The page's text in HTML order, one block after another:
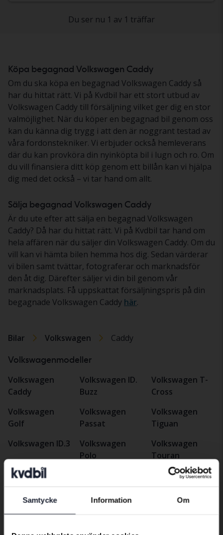
Samtycke Information Om
Du ser nu 1 av 1 träffar
Köpa begagnad Volkswagen Caddy
Om du ska köpa en begagnad Volkswagen Caddy så
har du hittat rätt. Vi på Kvdbil har ett stort utbud av
Volkswagen Caddy till försäljning vilket ger dig en stor
valmöjlighet. När du köper en begagnad bil genom oss
kan du känna dig trygg i att den är noggrant testad av
våra fordonstekniker. Vi erbjuder också hemleverans
där du kan provköra din nyinköpta bil i lugn och ro. Om
du vill finansiera ditt köp genom ett billån kan vi hjälpa
dig med det också – vi tar hand om allt.
Sälja begagnad Volkswagen Caddy
Är du ute efter att sälja en begagnad Volkswagen
Caddy? Då har du hittat rätt. Vi på Kvdbil tar hand om
hela affären när du säljer din Volkswagen Caddy. Om du
vill kan vi hämta bilen hemma hos dig. Sedan värderar
vi bilen samt tvättar, fotograferar och marknadsför
den åt dig. Därefter säljer vi din bil genom vår
marknadsplats. Få uppskattat försäljningspris på din
begagnade Volkswagen Caddy här.
Bilar Volkswagen Caddy
Volkswagenmodeller
Volkswagen
Caddy
Volkswagen
Golf
Volkswagen ID.3
Volkswagen ID.4
Volkswagen ID.
Buzz
Volkswagen
Passat
Volkswagen
Polo
Taigo
Volkswagen T-
Cross
Volkswagen
Tiguan
Volkswagen
Touran
Volkswagen T-
Roc
Preferred language
We have detected that your browser